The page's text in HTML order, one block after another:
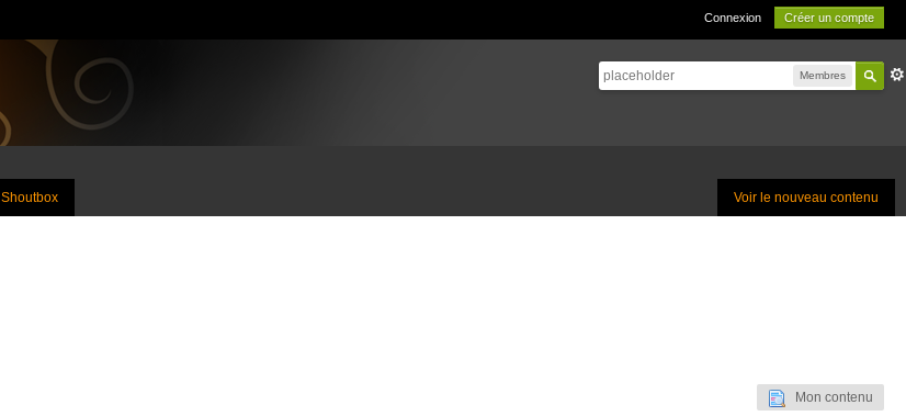
Connexion Créer un compte
Membres
Voir le nouveau contenu
Shoutbox
Mon contenu